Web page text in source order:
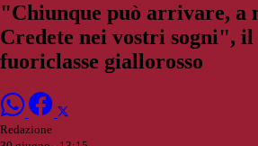
"Chiunque può arrivare, a
Credete nei vostri sogni", il
fuoriclasse giallorosso
Redazione